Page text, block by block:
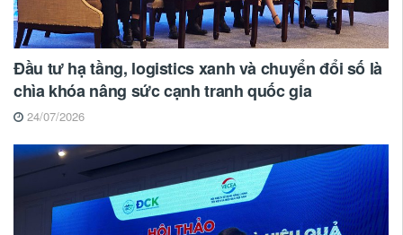
Đầu tư hạ tầng, logistics xanh và chuyển đổi số là
chìa khóa nâng sức cạnh tranh quốc gia
24/07/2026